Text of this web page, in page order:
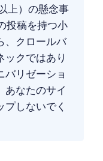
上）の懸念事
投稿を持つ小
、クロールバ
ックではあり
バリゼーショ
あなたのサイ
プしないでく